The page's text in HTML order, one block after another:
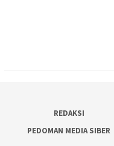
REDAKSI
PEDOMAN MEDIA SIBER